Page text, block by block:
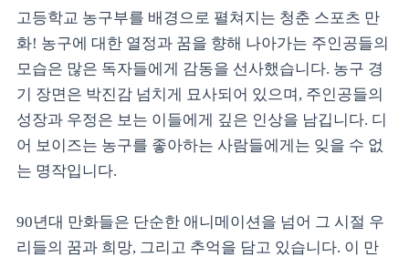
고등학교 농구부를 배경으로 펼쳐지는 청춘 스포츠 만
화! 농구에 대한 열정과 꿈을 향해 나아가는 주인공들의
모습은 많은 독자들에게 감동을 선사했습니다. 농구 경
기 장면은 박진감 넘치게 묘사되어 있으며, 주인공들의
성장과 우정은 보는 이들에게 깊은 인상을 남깁니다. 디
어 보이즈는 농구를 좋아하는 사람들에게는 잊을 수 없
는 명작입니다.
90년대 만화들은 단순한 애니메이션을 넘어 그 시절 우
리들의 꿈과 희망, 그리고 추억을 담고 있습니다. 이 만